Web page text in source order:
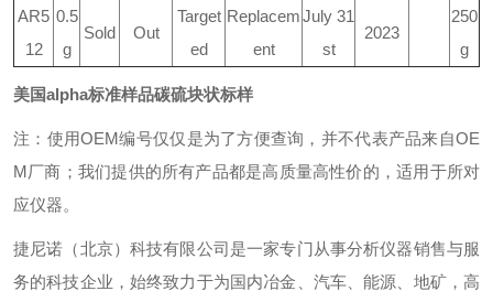
AR5
12
0.5
g
Sold Out
Target
ed
Replacem
ent
July 31
st
2023
250
g
美国alpha标准样品碳硫块状标样
注：使用OEM编号仅仅是为了方便查询，并不代表产品来自OE
M厂商；我们提供的所有产品都是高质量高性价的，适用于所对
应仪器。
捷尼诺（北京）科技有限公司是一家专门从事分析仪器销售与服
务的科技企业，始终致力于为国内冶金、汽车、能源、地矿，高